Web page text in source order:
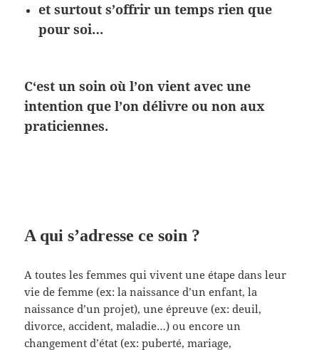
et surtout s’offrir un temps rien que
pour soi…
C‘est un soin où l’on vient avec une
intention que l’on délivre ou non aux
praticiennes.
A qui s’adresse ce soin ?
A toutes les femmes qui vivent une étape dans leur
vie de femme (ex: la naissance d’un enfant, la
naissance d’un projet), une épreuve (ex: deuil,
divorce, accident, maladie…) ou encore un
changement d’état (ex: puberté, mariage,